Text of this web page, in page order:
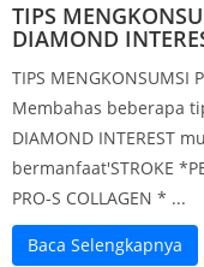
TIPS
DIAMOND
TIPS MENGKONSUMSI
Membahas beberapa
DIAMOND INTEREST
bermanfaat'STROKE
PRO-S COLLAGEN * ...
Baca Selengkapnya